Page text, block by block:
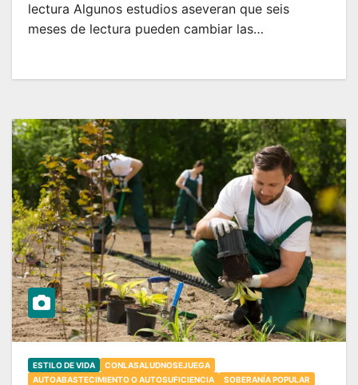
lectura Algunos estudios aseveran que seis
meses de lectura pueden cambiar las…
ESTILO DE VIDA
CONLASALUDNOSEJUEGA
AUTOABASTECIMIENTO O AUTOSUFICIENCIA
SOBERANÍA POPULAR